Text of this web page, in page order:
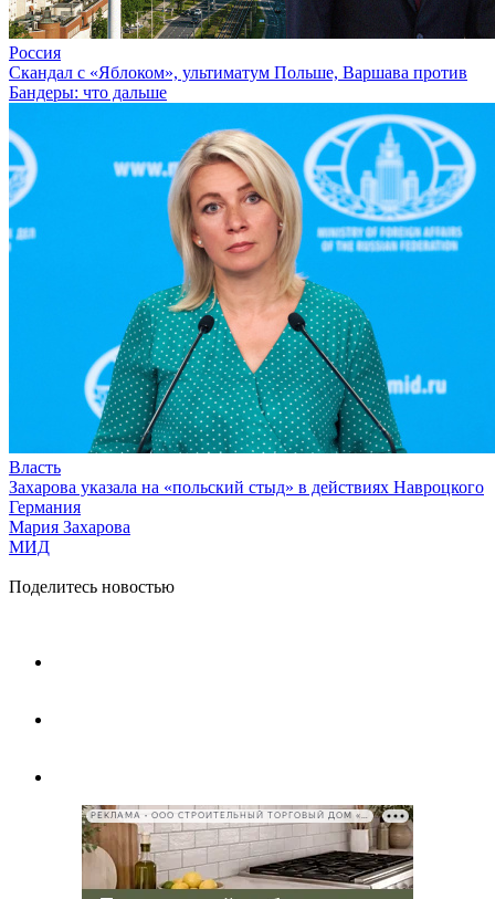
Россия
Скандал с «Яблоком», ультиматум Польше, Варшава против
Бандеры: что дальше
Власть
Захарова указала на «польский стыд» в действиях Навроцкого
Германия
Мария Захарова
МИД
Поделитесь новостью
РЕКЛАМА • ООО СТРОИТЕЛЬНЫЙ ТОРГОВЫЙ ДОМ «ПЕТРОВИЧ», ИНН 7802348846